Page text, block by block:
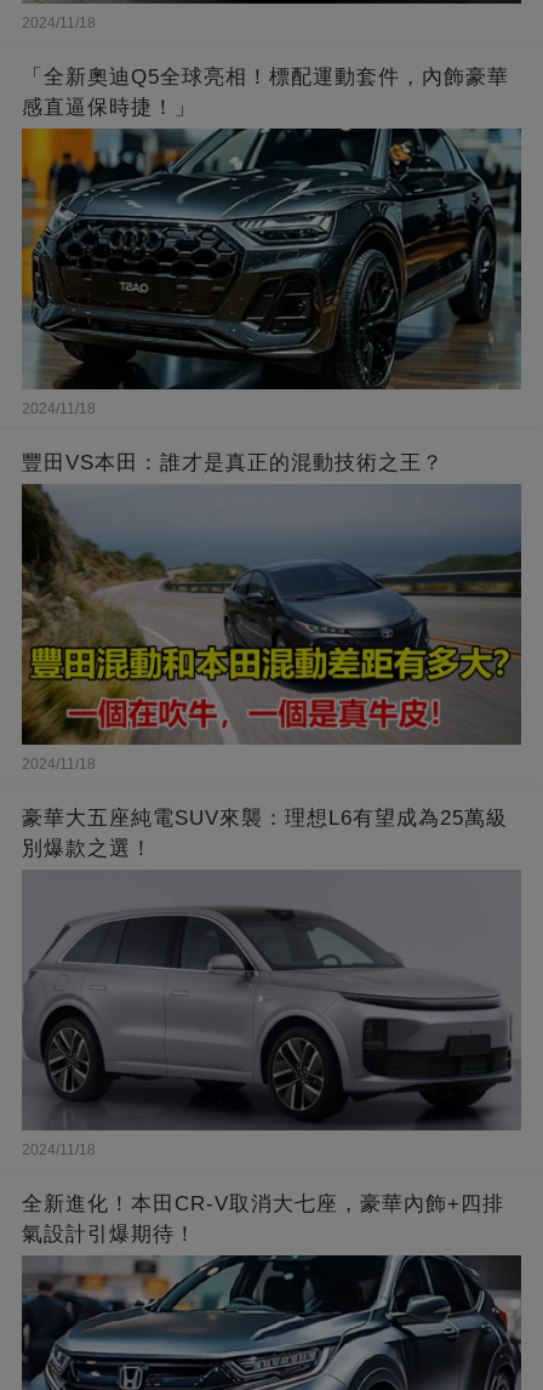
2024/11/18
「全新奧迪Q5全球亮相！標配運動套件，內飾豪華
感直逼保時捷！」
2024/11/18
豐田VS本田：誰才是真正的混動技術之王？
2024/11/18
豪華大五座純電SUV來襲：理想L6有望成為25萬級
別爆款之選！
2024/11/18
全新進化！本田CR-V取消大七座，豪華內飾+四排
氣設計引爆期待！